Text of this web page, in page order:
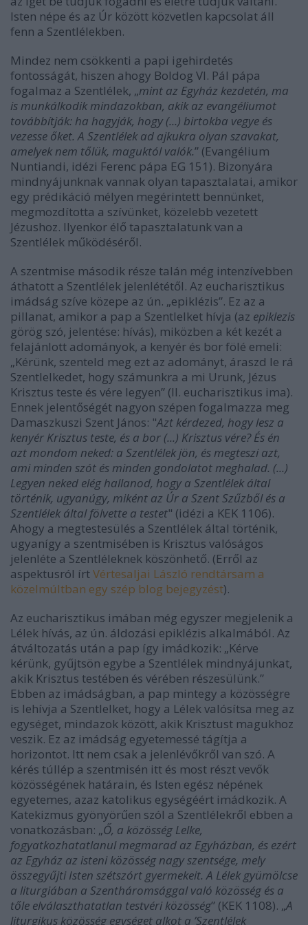
Isten népe és az Úr között közvetlen kapcsolat áll
fenn a Szentlélekben.
Mindez nem csökkenti a papi igehirdetés
fontosságát, hiszen ahogy Boldog VI. Pál pápa
fogalmaz a Szentlélek, „mint az Egyház kezdetén, ma
is munkálkodik mindazokban, akik az evangéliumot
továbbítják: ha hagyják, hogy (...) birtokba vegye és
vezesse őket. A Szentlélek ad ajkukra olyan szavakat,
amelyek nem tőlük, maguktól valók.” (Evangélium
Nuntiandi, idézi Ferenc pápa EG 151). Bizonyára
mindnyájunknak vannak olyan tapasztalatai, amikor
egy prédikáció mélyen megérintett bennünket,
megmozdította a szívünket, közelebb vezetett
Jézushoz. Ilyenkor élő tapasztalatunk van a
Szentlélek működéséről.
A szentmise második része talán még intenzívebben
áthatott a Szentlélek jelenlététől. Az eucharisztikus
imádság szíve közepe az ún. „epiklézis”. Ez az a
pillanat, amikor a pap a Szentlelket hívja (az epiklezis
görög szó, jelentése: hívás), miközben a két kezét a
felajánlott adományok, a kenyér és bor fölé emeli:
„Kérünk, szenteld meg ezt az adományt, áraszd le rá
Szentlelkedet, hogy számunkra a mi Urunk, Jézus
Krisztus teste és vére legyen” (II. eucharisztikus ima).
Ennek jelentőségét nagyon szépen fogalmazza meg
Damaszkuszi Szent János: "Azt kérdezed, hogy lesz a
kenyér Krisztus teste, és a bor (...) Krisztus vére? És én
azt mondom neked: a Szentlélek jön, és megteszi azt,
ami minden szót és minden gondolatot meghalad. (...)
Legyen neked elég hallanod, hogy a Szentlélek által
történik, ugyanúgy, miként az Úr a Szent Szűzből és a
Szentlélek által fölvette a testet" (idézi a KEK 1106).
Ahogy a megtestesülés a Szentlélek által történik,
ugyanígy a szentmisében is Krisztus valóságos
jelenléte a Szentléleknek köszönhető. (Erről az
aspektusról írtVértesaljai László rendtársam a
közelmúltban egy szép blog bejegyzést).
Az eucharisztikus imában még egyszer megjelenik a
Lélek hívás, az ún. áldozási epiklézis alkalmából. Az
átváltozatás után a pap így imádkozik: „Kérve
kérünk, gyűjtsön egybe a Szentlélek mindnyájunkat,
akik Krisztus testében és vérében részesülünk.”
Ebben az imádságban, a pap mintegy a közösségre
is lehívja a Szentlelket, hogy a Lélek valósítsa meg az
egységet, mindazok között, akik Krisztust magukhoz
veszik. Ez az imádság egyetemessé tágítja a
horizontot. Itt nem csak a jelenlévőkről van szó. A
kérés túllép a szentmisén itt és most részt vevők
közösségének határain, és Isten egész népének
egyetemes, azaz katolikus egységéért imádkozik. A
Katekizmus gyönyörűen szól a Szentlélekről ebben a
vonatkozásban: „Ő, a közösség Lelke,
fogyatkozhatatlanul megmarad az Egyházban, és ezért
az Egyház az isteni közösség nagy szentsége, mely
összegyűjti Isten szétszórt gyermekeit. A Lélek gyümölcse
a liturgiában a Szentháromsággal való közösség és a
tőle elválaszthatatlan testvéri közösség” (KEK 1108). „A
liturgikus közösség egységet alkot a ’Szentlélek